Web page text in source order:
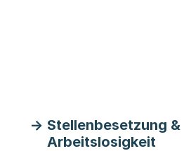
Stellenbesetzung &
Arbeitslosigkeit